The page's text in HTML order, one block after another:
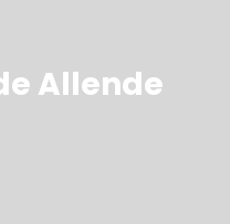
Allende